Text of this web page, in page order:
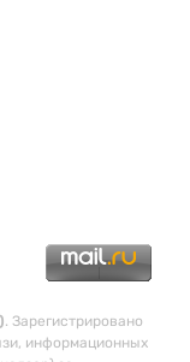
. Зарегистрировано
информационных